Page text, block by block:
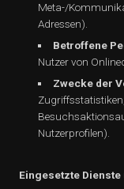
Meta-/
Adressen).
Betroffene
Nutzer von
Zwecke der
Nutzerprofilen).
Eingesetzte